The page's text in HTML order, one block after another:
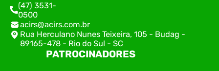
(47) 3531-
0500
acirs@acirs.com.br
Rua Herculano Nunes Teixeira, 105 - Budag -
89165-478 - Rio do Sul - SC
PATROCINADORES